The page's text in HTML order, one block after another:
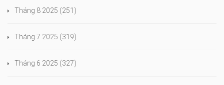
Tháng 8 2025 (251)
Tháng 7 2025 (319)
Tháng 6 2025 (327)